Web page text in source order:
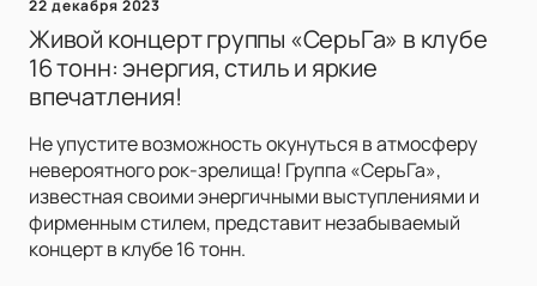
22 декабря 2023
Живой концерт группы «СерьГа» в клубе
16 тонн: энергия, стиль и яркие
впечатления!
Не упустите возможность окунуться в атмосферу
невероятного рок-зрелища! Группа «СерьГа»,
известная своими энергичными выступлениями и
фирменным стилем, представит незабываемый
концерт в клубе 16 тонн.